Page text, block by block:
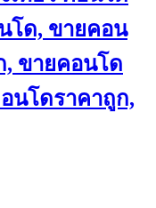
โด, ขายคอน
, ขายคอนโด
นโดราคาถูก,